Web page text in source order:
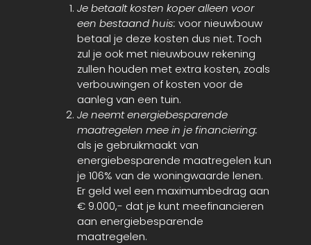
Je betaalt kosten koper alleen voor
een bestaand huis: voor nieuwbouw
betaal je deze kosten dus niet. Toch
zul je ook met nieuwbouw rekening
zullen houden met extra kosten, zoals
verbouwingen of kosten voor de
aanleg van een tuin.
Je neemt energiebesparende
maatregelen mee in je financiering:
als je gebruikmaakt van
energiebesparende maatregelen kun
je 106% van de woningwaarde lenen.
Er geld wel een maximumbedrag aan
€ 9.000,- dat je kunt meefinancieren
aan energiebesparende
maatregelen.